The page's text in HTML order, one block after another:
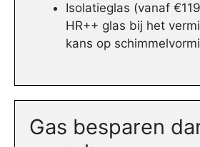
Isolatieglas (vanaf
HR++ glas bij het
kans op
Gas besparen